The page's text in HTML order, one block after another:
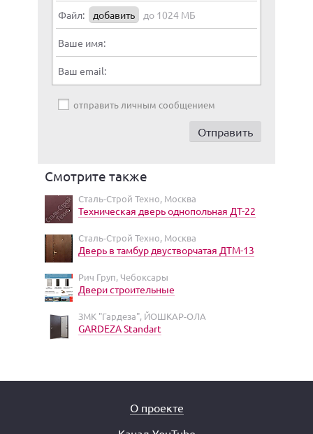
Файл: добавить до 1024 МБ
Ваше имя:
Ваш email:
отправить личным сообщением
Смотрите также
Сталь-Строй Техно, Москва
Техническая дверь однопольная ДТ-22
Сталь-Строй Техно, Москва
Дверь в тамбур двустворчатая ДТМ-13
Рич Груп, Чебоксары
Двери строительные
ЗМК "Гардеза", ЙОШКАР-ОЛА
GARDEZA Standart
О проекте